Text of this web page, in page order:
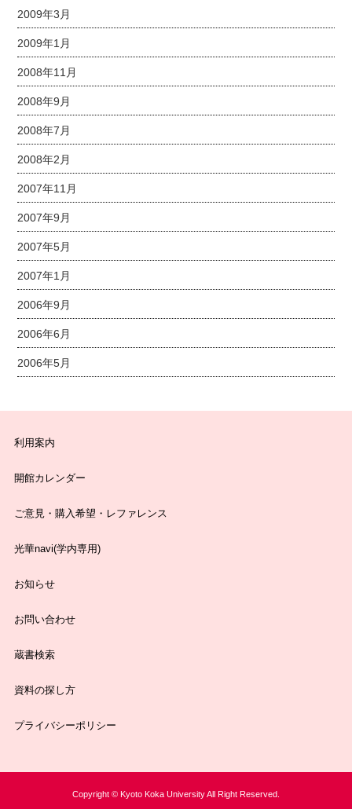
2009年3月
2009年1月
2008年11月
2008年9月
2008年7月
2008年2月
2007年11月
2007年9月
2007年5月
2007年1月
2006年9月
2006年6月
2006年5月
利用案内
開館カレンダー
ご意見・購入希望・レファレンス
光華navi(学内専用)
お知らせ
お問い合わせ
蔵書検索
資料の探し方
プライバシーポリシー
Copyright © Kyoto Koka University All Right Reserved.